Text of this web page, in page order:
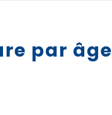
par âge